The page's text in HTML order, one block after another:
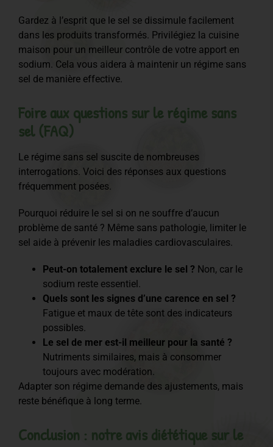
Gardez à l’esprit que le sel se dissimule facilement
dans les produits transformés. Privilégiez la cuisine
maison pour un meilleur contrôle de votre apport en
sodium. Cela vous aidera à maintenir un régime sans
sel de manière effective.
Foire aux questions sur le régime sans
sel (FAQ)
Le régime sans sel suscite de nombreuses
interrogations. Voici des réponses aux questions
fréquemment posées.
Pourquoi réduire le sel si on ne souffre d’aucun
problème de santé ? Même sans pathologie, limiter le
sel aide à prévenir les maladies cardiovasculaires.
Peut-on totalement exclure le sel ? Non, car le
sodium reste essentiel.
Quels sont les signes d’une carence en sel ?
Fatigue et maux de tête sont des indicateurs
possibles.
Le sel de mer est-il meilleur pour la santé ?
Nutriments similaires, mais à consommer
toujours avec modération.
Adapter son régime demande des ajustements, mais
reste bénéfique à long terme.
Conclusion : notre avis diététique sur le